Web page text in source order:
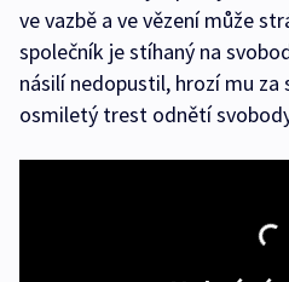
ve vazbě a ve vězení může
společník je stíhaný na
násilí nedopustil, hrozí mu za
osmiletý trest odnětí